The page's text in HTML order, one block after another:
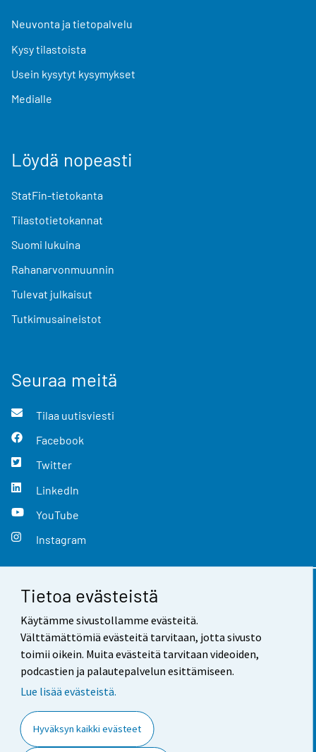
Tietoa evästeistä
Käytämme sivustollamme evästeitä.
Välttämättömiä evästeitä tarvitaan, jotta sivusto
toimii oikein. Muita evästeitä tarvitaan videoiden,
podcastien ja palautepalvelun esittämiseen.
Lue lisää evästeistä.
Hyväksyn kaikki evästeet
Neuvonta ja tietopalvelu
Kysy tilastoista
Usein kysytyt kysymykset
Medialle
Löydä nopeasti
StatFin-tietokanta
Tilastotietokannat
Suomi lukuina
Rahanarvonmuunnin
Tulevat julkaisut
Tutkimusaineistot
Seuraa meitä
Tilaa uutisviesti
Facebook
Twitter
LinkedIn
YouTube
Instagram
Yhteystiedot
Palaute
Käyttöehdot
Saavutettavuus
Tietoa sivustosta